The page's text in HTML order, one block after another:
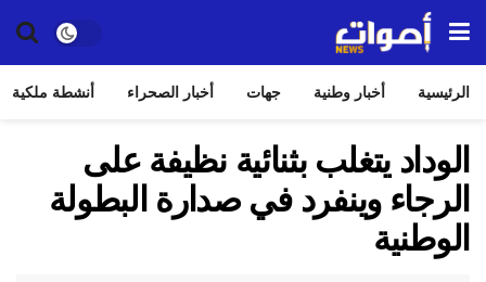
الرئيسية أخبار وطنية جهات أخبار الصحراء أنشطة ملكية
الوداد يتغلب بثنائية نظيفة على
الرجاء وينفرد في صدارة البطولة
الوطنية